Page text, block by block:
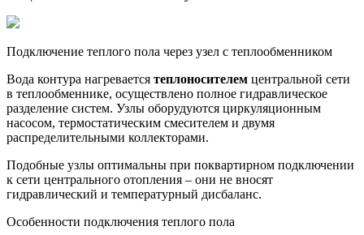
Подключение теплого пола через узел с теплообменником
Вода контура нагревается теплоносителем центральной сети
в теплообменнике, осуществлено полное гидравлическое
разделение систем. Узлы оборудуются циркуляционным
насосом, термостатическим смесителем и двумя
распределительными коллекторами.
Подобные узлы оптимальны при поквартирном подключении
к сети центрального отопления – они не вносят
гидравлический и температурный дисбаланс.
Особенности подключения теплого пола